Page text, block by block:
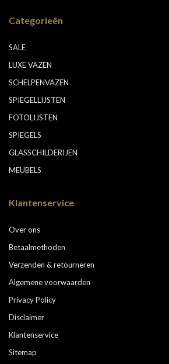
Categorieën
SALE
LUXE VAZEN
SCHELPENVAZEN
SPIEGELLIJSTEN
FOTOLIJSTEN
SPIEGELS
GLASSCHILDERIJEN
MEUBELS
Klantenservice
Over ons
Betaalmethoden
Verzenden & retourneren
Algemene voorwaarden
Privacy Policy
Disclaimer
Klantenservice
Sitemap